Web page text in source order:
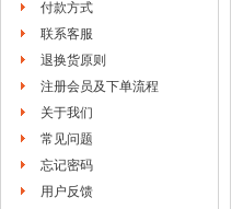
付款方式
联系客服
退换货原则
注册会员及下单流程
关于我们
常见问题
忘记密码
用户反馈